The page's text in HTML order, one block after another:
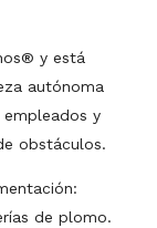
y está
autónoma
y
obstáculos.
de plomo.